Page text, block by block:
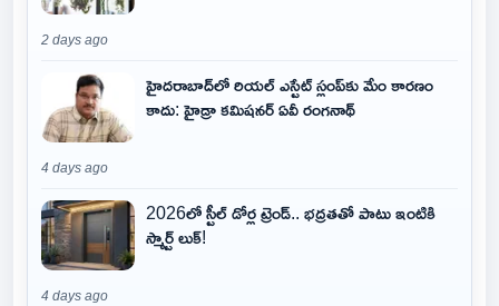
2 days ago
హైదరాబాద్‌లో రియల్ ఎస్టేట్ స్లంప్‌కు మేం కారణం
కాదు: హైడ్రా కమిషనర్ ఏవీ రంగనాథ్
4 days ago
2026లో స్టీల్ డోర్ల ట్రెండ్.. భద్రతతో పాటు ఇంటికి
స్మార్ట్ లుక్!
4 days ago